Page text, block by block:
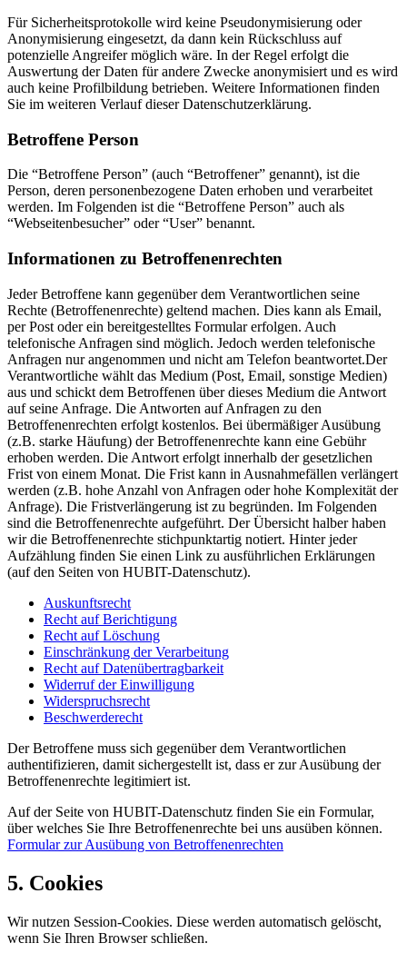
Für Sicherheitsprotokolle wird keine Pseudonymisierung oder
Anonymisierung eingesetzt, da dann kein Rückschluss auf
potenzielle Angreifer möglich wäre. In der Regel erfolgt die
Auswertung der Daten für andere Zwecke anonymisiert und es wird
auch keine Profilbildung betrieben. Weitere Informationen finden
Sie im weiteren Verlauf dieser Datenschutzerklärung.
Betroffene Person
Die “Betroffene Person” (auch “Betroffener” genannt), ist die
Person, deren personenbezogene Daten erhoben und verarbeitet
werden. Im Folgenden ist die “Betroffene Person” auch als
“Webseitenbesucher” oder “User” benannt.
Informationen zu Betroffenenrechten
Jeder Betroffene kann gegenüber dem Verantwortlichen seine
Rechte (Betroffenenrechte) geltend machen. Dies kann als Email,
per Post oder ein bereitgestelltes Formular erfolgen. Auch
telefonische Anfragen sind möglich. Jedoch werden telefonische
Anfragen nur angenommen und nicht am Telefon beantwortet.Der
Verantwortliche wählt das Medium (Post, Email, sonstige Medien)
aus und schickt dem Betroffenen über dieses Medium die Antwort
auf seine Anfrage. Die Antworten auf Anfragen zu den
Betroffenenrechten erfolgt kostenlos. Bei übermäßiger Ausübung
(z.B. starke Häufung) der Betroffenenrechte kann eine Gebühr
erhoben werden. Die Antwort erfolgt innerhalb der gesetzlichen
Frist von einem Monat. Die Frist kann in Ausnahmefällen verlängert
werden (z.B. hohe Anzahl von Anfragen oder hohe Komplexität der
Anfrage). Die Fristverlängerung ist zu begründen. Im Folgenden
sind die Betroffenenrechte aufgeführt. Der Übersicht halber haben
wir die Betroffenenrechte stichpunktartig notiert. Hinter jeder
Aufzählung finden Sie einen Link zu ausführlichen Erklärungen
(auf den Seiten von HUBIT-Datenschutz).
Auskunftsrecht
Recht auf Berichtigung
Recht auf Löschung
Einschränkung der Verarbeitung
Recht auf Datenübertragbarkeit
Widerruf der Einwilligung
Widerspruchsrecht
Beschwerderecht
Der Betroffene muss sich gegenüber dem Verantwortlichen
authentifizieren, damit sichergestellt ist, dass er zur Ausübung der
Betroffenenrechte legitimiert ist.
Auf der Seite von HUBIT-Datenschutz finden Sie ein Formular,
über welches Sie Ihre Betroffenenrechte bei uns ausüben können.
Formular zur Ausübung von Betroffenenrechten
5. Cookies
Wir nutzen Session-Cookies. Diese werden automatisch gelöscht,
wenn Sie Ihren Browser schließen.